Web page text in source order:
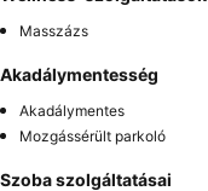
Masszázs
Akadálymentesség
Akadálymentes
Mozgássérült parkoló
Szoba szolgáltatásai